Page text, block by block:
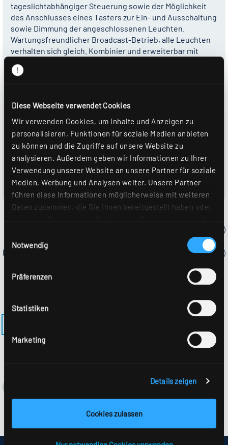
Diese Webseite verwendet Cookies
Wir verwenden Cookies, um Inhalte und Anzeigen zu
personalisieren, Funktionen für soziale Medien anbieten
zu können und die Zugriffe auf unsere Website zu
analysieren. Außerdem geben wir Informationen zu Ihrer
Verwendung unserer Website an unsere Partner für soziale
Medien, Werbung und Analysen weiter. Unsere Partner
führen diese Informationen möglicherweise mit weiteren
Daten zusammen, die Sie ihnen bereitgestellt haben oder
Sie unsere Webseite weiterhin nutzen. Weitere Details
Notwendig
Präferenzen
Statistiken
Marketing
Details zeigen
Cookies zulassen
tageslichtabhängiger Steuerung sowie der Möglichkeit
des Anschlusses eines Tasters zur Ein- und Ausschaltung
sowie Dimmung der angeschlossenen Leuchten.
Wartungsfreundlicher Broadcast-Betrieb, alle Leuchten
verhalten sich gleich. Kombinier und erweiterbar mit
Tastenkoppler und Sensoren. Konfiguration und
angeschlossenen Leuchten sind konfigurierbar.
Angeschlossene Tunable White-Leuchten können je nach
Leuchtenausführung zwischen 2700–6500 K direkt auf
die ausgewählte Farbtemperatur gesteuert werden.
Darüber hinaus kann innerhalb dieses Bereiches ein
circadianer Tageslichtverlauf (Human Centric Lighting –
HCL) individuell konfiguriert hinterlegt werden, dem die
angeschlossenen Leuchten zusammen folgen.
Lichtbrechnung